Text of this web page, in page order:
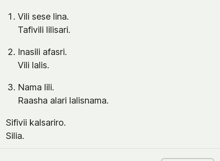
Vili sese lina.
Tafivili lilisari.
Inasili afasri.
Vili lalis.
Nama lili.
Raasha alari lalisnama.
Sifivii kalsariro.
Silia.